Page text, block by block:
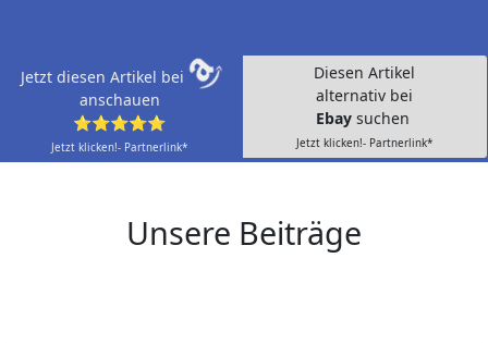
Jetzt diesen Artikel bei
anschauen
⭐⭐⭐⭐⭐
Jetzt klicken!- Partnerlink*
Diesen Artikel
alternativ bei
Ebay suchen
Jetzt klicken!- Partnerlink*
Unsere Beiträge